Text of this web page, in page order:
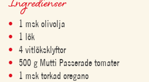
1 msk olivolja
1 lök
4 vitlöksklyftor
500 g Mutti Passerade tomater
1 msk torkad oregano